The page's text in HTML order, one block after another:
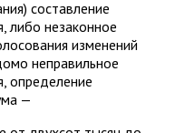
составление
либо незаконное
изменений
неправильное
определение
—